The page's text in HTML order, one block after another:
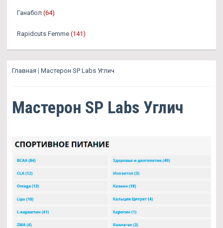
Ганабол (64)
Rapidcuts Femme (141)
Главная | Мастерон SP Labs Углич
Мастерон SP Labs Углич